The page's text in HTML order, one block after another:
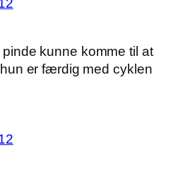
kunne komme til at
er færdig med cyklen